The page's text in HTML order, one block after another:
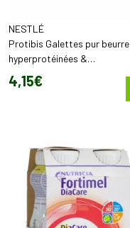
NESTLÉ
Protibis Galettes pur beurre
hyperprotéinées &
hyperénergétiques Tomate &
Herbes de Provence (x16)
4,15€